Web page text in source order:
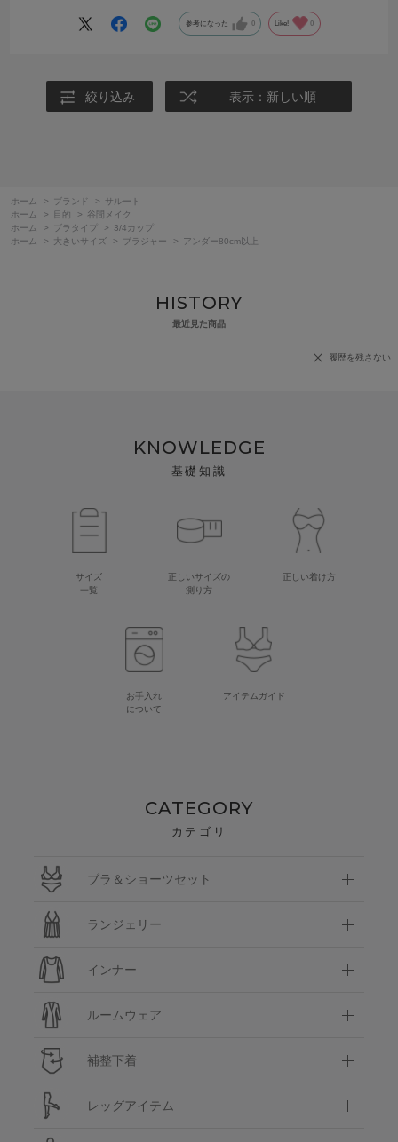
参考になった 0 Like! 0
絞り込み 表示：新しい順
ホーム > ブランド >
サルート
ホーム
> 目的 >
谷間メイク
ホーム
> ブラタイプ >
3/4カップ
ホーム
> 大きいサイズ > ブラジャー > アンダー80cm以上
HISTORY
最近見た商品
履歴を残さない
KNOWLEDGE
基礎知識
サイズ
一覧
正しいサイズの
測り方
正しい着け方
お手入れ
について
アイテムガイド
CATEGORY
カテゴリ
ブラ＆ショーツセット
ランジェリー
インナー
ルームウェア
補整下着
レッグアイテム